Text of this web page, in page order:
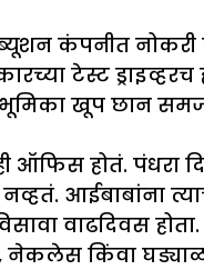
कंपनीत
टेस्ट
भूमिका खूप छान
ऑफिस होतं. पंधरा
आईबाबांना
वाढदिवस
नेकलेस किंवा